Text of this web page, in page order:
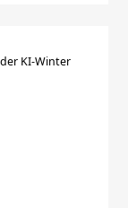
KI-Winter